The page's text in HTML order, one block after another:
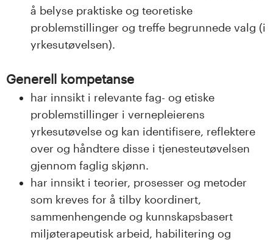
å belyse praktiske og teoretiske
problemstillinger og treffe begrunnede valg (i
yrkesutøvelsen).
Generell kompetanse
har innsikt i relevante fag- og etiske
problemstillinger i vernepleierens
yrkesutøvelse og kan identifisere, reflektere
over og håndtere disse i tjenesteutøvelsen
gjennom faglig skjønn.
har innsikt i teorier, prosesser og metoder
som kreves for å tilby koordinert,
sammenhengende og kunnskapsbasert
miljøterapeutisk arbeid, habilitering og